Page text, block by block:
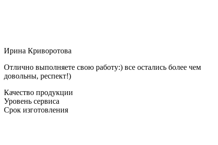
Ирина Криворотова
Отлично выполняете свою работу:) все остались более чем
довольны, респект!)
Качество продукции
Уровень сервиса
Срок изготовления